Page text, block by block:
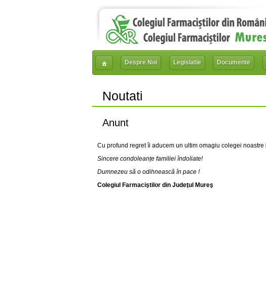
Despre Noi Legislatie Documente
Noutati
Anunt
Cu profund regret îi aducem un ultim omagiu colegei noastre
Sincere condoleanțe familiei îndoliate!
Dumnezeu să o odihnească în pace !
Colegiul Farmaciştilor din Judeţul Mureş